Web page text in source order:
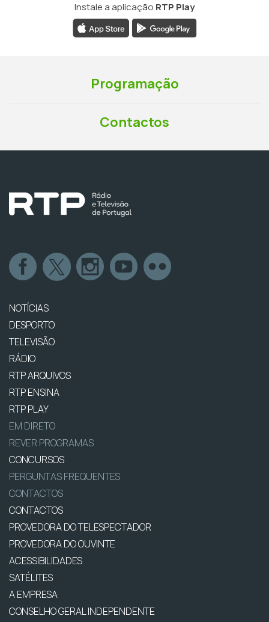
Instale a aplicação RTP Play
Programação
Contactos
NOTÍCIAS
DESPORTO
TELEVISÃO
RÁDIO
RTP ARQUIVOS
RTP ENSINA
RTP PLAY
EM DIRETO
REVER PROGRAMAS
CONCURSOS
PERGUNTAS FREQUENTES
CONTACTOS
CONTACTOS
PROVEDORA DO TELESPECTADOR
PROVEDORA DO OUVINTE
ACESSIBILIDADES
SATÉLITES
A EMPRESA
CONSELHO GERAL INDEPENDENTE